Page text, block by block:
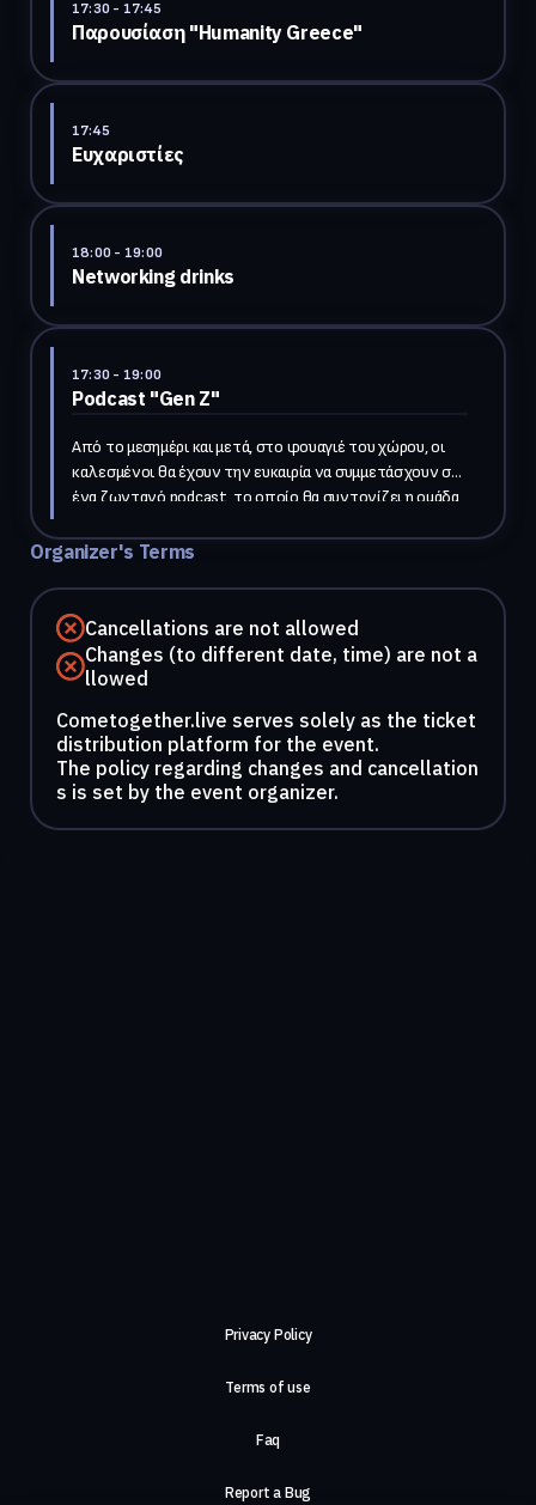
17:30 - 17:45
Παρουσίαση "Humanity Greece"
17:45
Ευχαριστίες
18:00 - 19:00
Networking drinks
17:30 - 19:00
Podcast "Gen Z"
Από το μεσημέρι και μετά, στο φουαγιέ του χώρου, οι
καλεσμένοι θα έχουν την ευκαιρία να συμμετάσχουν σε
ένα ζωντανό podcast, το οποίο θα συντονίζει η ομάδα
πραγματοποιούνται συνεντεύξεις, δημιουργώντας έτσι
τους, τις εμπειρίες τους ή απλά να συμμετάσχουν σε
ενδιαφέρουσες συζητήσεις. Αυτή η μοναδική εκδήλωση
θα προσφέρει μια σύγχρονη προσέγγιση στην
παρευρισκόμενους να νιώσουν μέρος της κοινότητας
της Gen Z.
Organizer's Terms
Cancellations are not allowed
Changes (to different date, time) are not a
llowed
Cometogether.live serves solely as the ticket
distribution platform for the event.
The policy regarding changes and cancellation
s is set by the event organizer.
Privacy Policy
Terms of use
Faq
Report a Bug